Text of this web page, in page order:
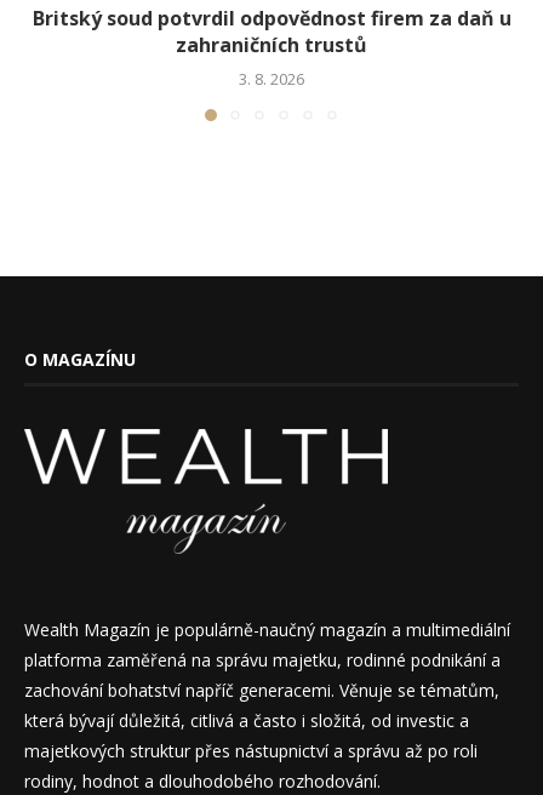
Britský soud potvrdil odpovědnost firem za daň u
zahraničních trustů
3. 8. 2026
O MAGAZÍNU
Wealth Magazín je populárně-naučný magazín a multimediální
platforma zaměřená na správu majetku, rodinné podnikání a
zachování bohatství napříč generacemi. Věnuje se tématům,
která bývají důležitá, citlivá a často i složitá, od investic a
majetkových struktur přes nástupnictví a správu až po roli
rodiny, hodnot a dlouhodobého rozhodování.